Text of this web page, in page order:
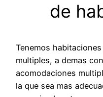
de
Tenemos
multiples, a demas
acomodaciones
la que sea mas